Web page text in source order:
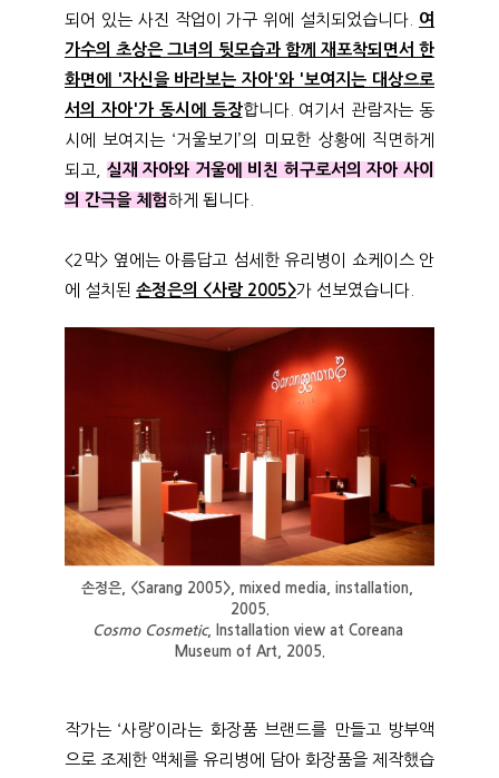
되어 있는 사진 작업이 가구 위에 설치되었습니다. 여
가수의 초상은 그녀의 뒷모습과 함께 재포착되면서 한
화면에 '자신을 바라보는 자아'와 '보여지는 대상으로
서의 자아'가 동시에 등장합니다. 여기서 관람자는 동
시에 보여지는 ‘거울보기’의 미묘한 상황에 직면하게
되고, 실재 자아와 거울에 비친 허구로서의 자아 사이
의 간극을 체험하게 됩니다.
<2막> 옆에는 아름답고 섬세한 유리병이 쇼케이스 안
에 설치된 손정은의 <사랑 2005>가 선보였습니다.
손정은, <Sarang 2005>, mixed media, installation,
2005.
Cosmo Cosmetic, Installation view at Coreana
Museum of Art, 2005.
작가는 ‘사랑’이라는 화장품 브랜드를 만들고 방부액
으로 조제한 액체를 유리병에 담아 화장품을 제작했습